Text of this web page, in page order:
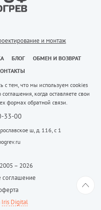
и монтаж
БЛОГ
ОБМЕН И ВОЗВРАТ
с тем, что мы используем cookies
когда оставляете свои
формах обратной связи.
33-00
ш, д. 116, с 1
– 2026
соглашение
Iris Digital